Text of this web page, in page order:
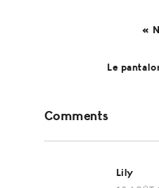
«
Le
Interactions
Comments
Lily